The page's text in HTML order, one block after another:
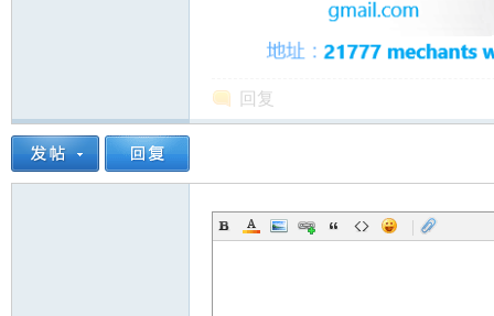
回复
|